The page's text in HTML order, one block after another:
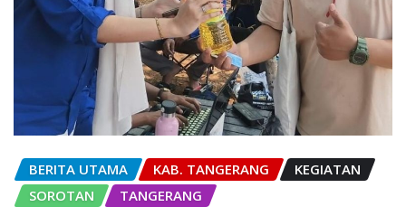
BERITA UTAMA KAB. TANGERANG
KEGIATAN
SOROTAN
TANGERANG